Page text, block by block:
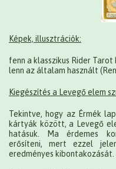
Képek, illusztrációk:
fenn a klasszikus Rider
lenn az általam használt
Kiegészítés a Levegő elem
Tekintve, hogy az Érmék
kártyák között, a Levegő
hatásuk. Ma érdemes
erősíteni, mert ezzel
eredményes kibontakozását.